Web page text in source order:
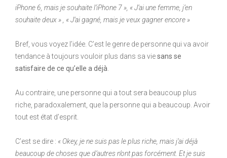
iPhone 6, mais je souhaite l’iPhone 7 », « J’ai une femme, j’en
souhaite deux » , « J’ai gagné, mais je veux gagner encore »
Bref, vous voyez l’idée. C’est le genre de personne qui va avoir
tendance à toujours vouloir plus dans sa viesans se
satisfaire de ce qu’elle a déjà
Au contraire, une personne qui a tout sera beaucoup plus
riche, paradoxalement, que la personne qui a beaucoup. Avoir
tout est état d’esprit.
C’est se dire : « Okey, je ne suis pas le plus riche, mais j’ai déjà
beaucoup de choses que d’autres n’ont pas forcément. Et je suis